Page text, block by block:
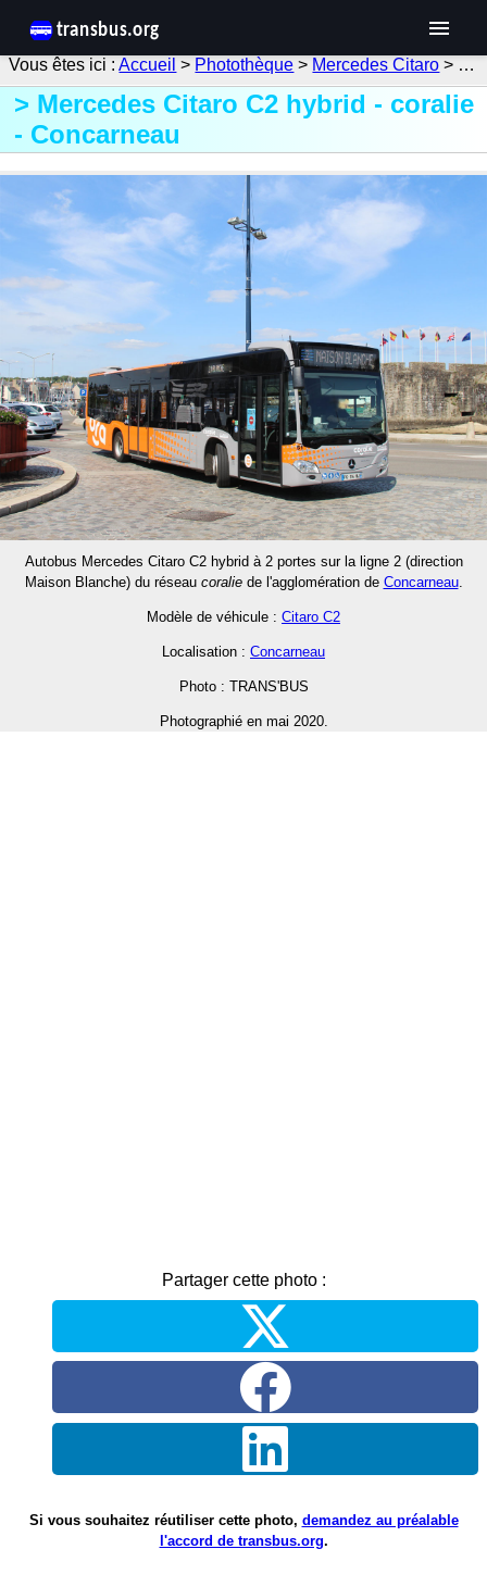
Accueil > Photothèque > Mercedes Citaro > …
Mercedes Citaro C2 hybrid - coralie
- Concarneau
Autobus Mercedes Citaro C2 hybrid à 2 portes sur la ligne 2 (direction
Maison Blanche) du réseau coraliede l'agglomération de Concarneau.
Modèle de véhicule : Citaro C2
Localisation : Concarneau
Photo : TRANS'BUS
Photographié en mai 2020.
Partager cette photo :
Si vous souhaitez réutiliser cette photo, demandez au préalable
l'accord de transbus.org.